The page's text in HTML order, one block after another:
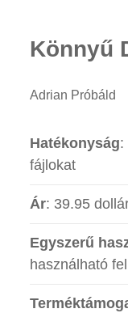
Könnyű
Adrian Próbáld
Hatékonyság:
fájlokat
Ár: 39.95
Egyszerű
használható